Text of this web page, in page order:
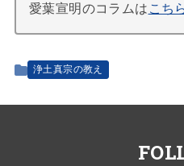
愛葉宣明のコラムは こち
浄土真宗の教え